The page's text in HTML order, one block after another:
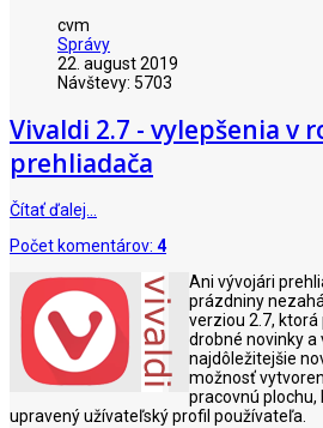
cvm
Správy
22. august 2019
Návštevy: 5703
Vivaldi 2.7 - vylepšenia v
prehliadača
Čítať ďalej…
Počet komentárov: 4
Ani vývojári
prázdniny
verziou 2.7,
drobné novinky a
najdôležitejšie
možnosť
pracovnú
upravený užívateľský profil používateľa.